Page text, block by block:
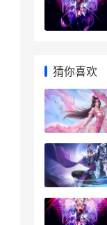
猜你喜欢